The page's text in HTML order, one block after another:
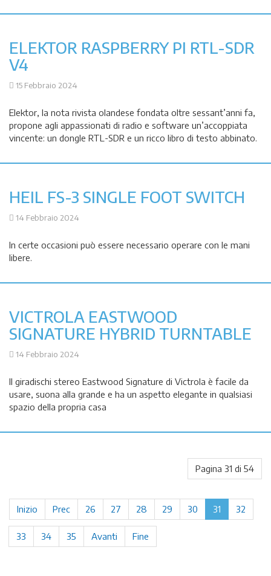
ELEKTOR RASPBERRY PI RTL-SDR
V4
15 Febbraio 2024
Elektor, la nota rivista olandese fondata oltre sessant’anni fa,
propone agli appassionati di radio e software un’accoppiata
vincente: un dongle RTL-SDR e un ricco libro di testo abbinato.
HEIL FS-3 SINGLE FOOT SWITCH
14 Febbraio 2024
In certe occasioni può essere necessario operare con le mani
libere.
VICTROLA EASTWOOD
SIGNATURE HYBRID TURNTABLE
14 Febbraio 2024
Il giradischi stereo Eastwood Signature di Victrola è facile da
usare, suona alla grande e ha un aspetto elegante in qualsiasi
spazio della propria casa
Pagina 31 di 54
Inizio Prec 26 27 28 29 30 31 32
33 34 35 Avanti Fine